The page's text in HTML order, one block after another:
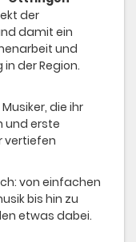
der
damit ein
und
der Region.
die ihr
und erste
vertiefen
von einfachen
bis hin zu
etwas dabei.